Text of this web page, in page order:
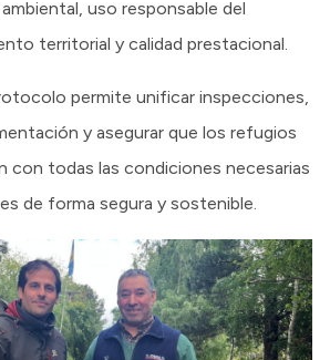
uso responsable del
territorial y calidad prestacional.
permite unificar inspecciones,
y asegurar que los refugios
con todas las condiciones necesarias
de forma segura y sostenible.